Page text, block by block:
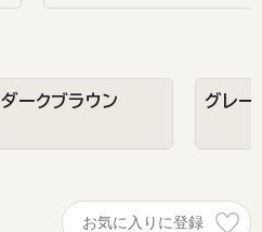
ダークブラウン グレー
お気に入りに登録